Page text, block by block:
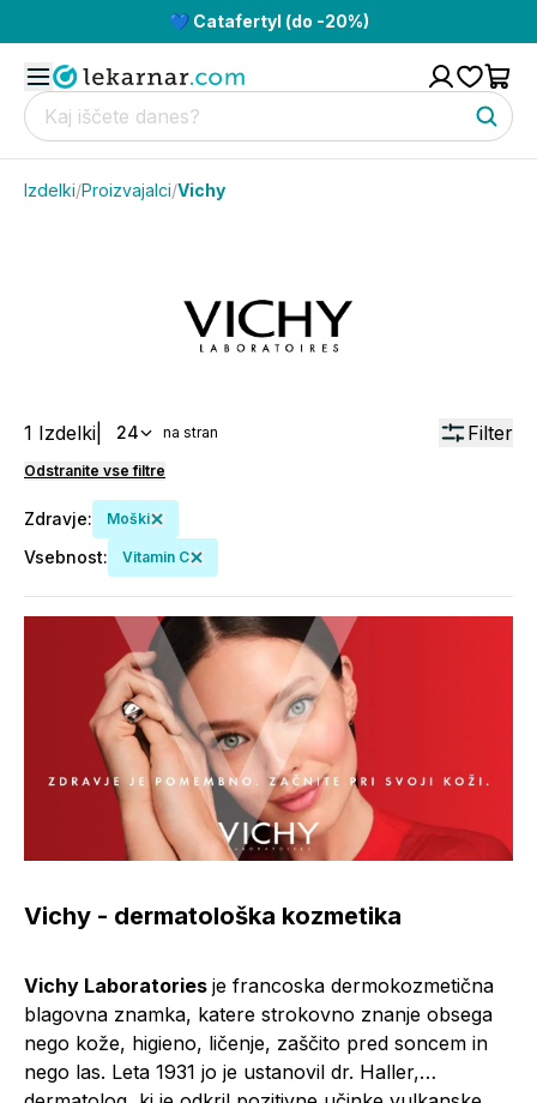
💙 Catafertyl (do -20%)
Izdelki/Proizvajalci/Vichy
1 Izdelki 24 na stran Filter
Odstranite vse filtre
Zdravje: Moški
Vsebnost: Vitamin C
Vichy - dermatološka kozmetika
Vichy Laboratories je francoska dermokozmetična
blagovna znamka, katere strokovno znanje obsega
nego kože, higieno, ličenje, zaščito pred soncem in
nego las. Leta 1931 jo je ustanovil dr. Haller,